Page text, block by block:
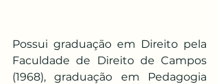
Possui graduação em Direito pela
Faculdade de Direito de Campos
(1968), graduação em Pedagogia